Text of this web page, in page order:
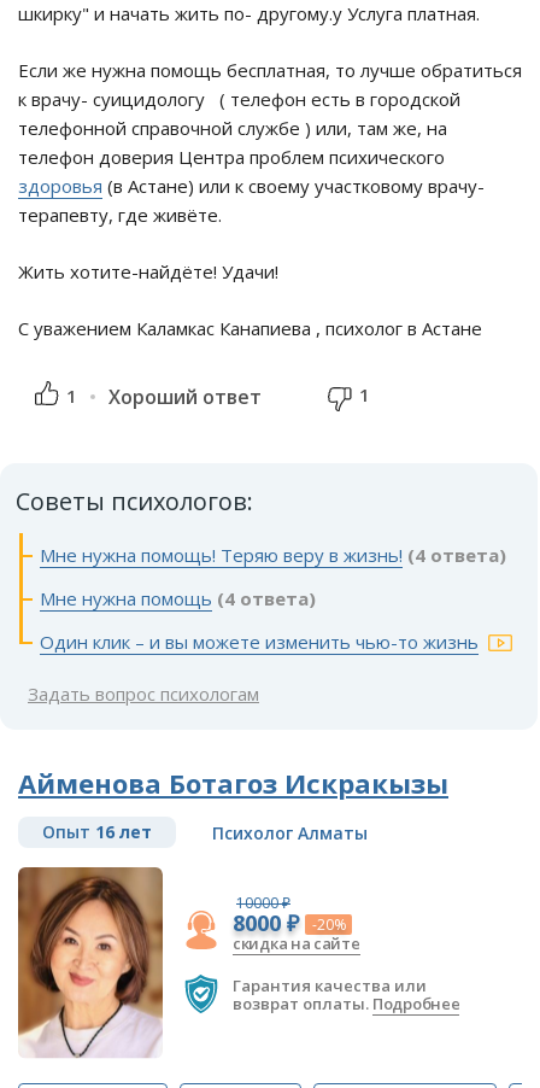
шкирку" и начать жить по- другому.у Услуга платная.
Если же нужна помощь бесплатная, то лучше обратиться
к врачу- суицидологу ( телефон есть в городской
телефонной справочной службе ) или, там же, на
телефон доверия Центра проблем психического
здоровья (в Астане) или к своему участковому врачу-
терапевту, где живёте.
Жить хотите-найдёте! Удачи!
С уважением Каламкас Канапиева , психолог в Астане
1 Хороший ответ 1
Советы психологов:
Мне нужна помощь! Теряю веру в жизнь! (4 ответа)
Мне нужна помощь (4 ответа)
Один клик – и вы можете изменить чью-то жизнь
Задать вопрос психологам
Айменова Ботагоз Искракызы
Опыт 16 лет Психолог Алматы
10000 ₽
8000 ₽ -20%
скидка на сайте
Гарантия качества или
возврат оплаты. Подробнее